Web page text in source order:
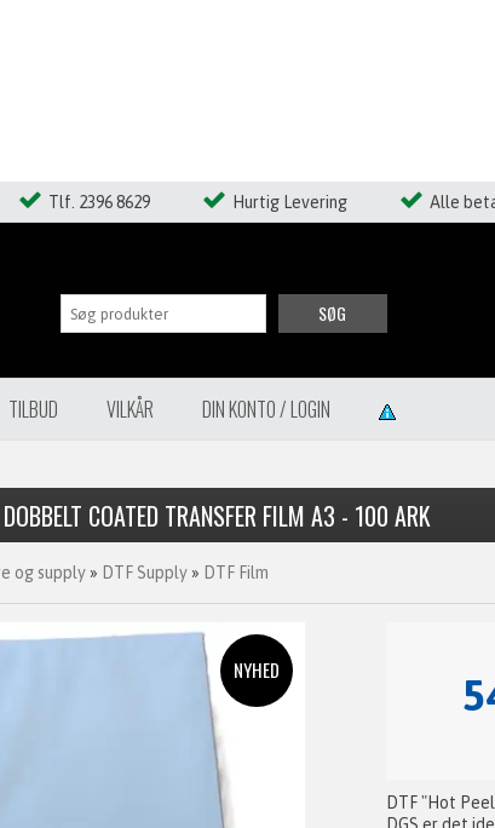
Tlf. 2396 8629 Hurtig Levering Alle
TILBUD VILKÅR DIN KONTO / LOGIN
SØG
COATED TRANSFER FILM A3 - 100 ARK
og supply» DTF Supply» DTF Film
DTF "Hot